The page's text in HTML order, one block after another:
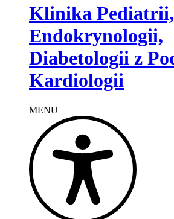
Klinika Pediatrii,
Endokrynologii,
Diabetologii z
Kardiologii
MENU